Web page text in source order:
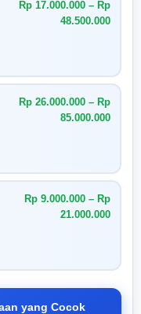
Rp 17.000.000 – Rp
48.500.000
Rp 26.000.000 – Rp
85.000.000
Rp 9.000.000 – Rp
21.000.000
yang Cocok